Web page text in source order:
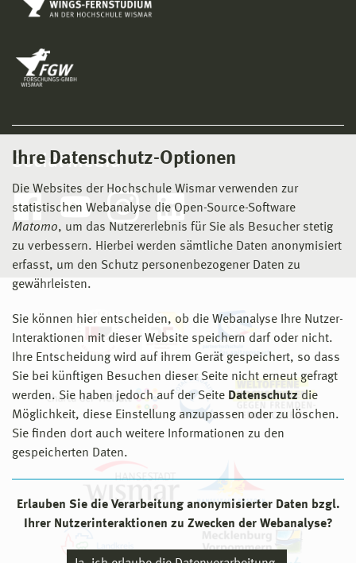
Ihre Datenschutz-Optionen
Die Websites der Hochschule Wismar verwenden zur
statistischen Webanalyse die Open-Source-Software
Matomo, um das Nutzererlebnis für Sie als Besucher stetig
zu verbessern. Hierbei werden sämtliche Daten anonymisiert
erfasst, um den Schutz personenbezogener Daten zu
gewährleisten.
Sie können hier entscheiden, ob die Webanalyse Ihre Nutzer-
Interaktionen mit dieser Website speichern darf oder nicht.
Ihre Entscheidung wird auf ihrem Gerät gespeichert, so dass
Sie bei künftigen Besuchen dieser Seite nicht erneut gefragt
werden. Sie haben jedoch auf der Seite Datenschutz die
Möglichkeit, diese Einstellung anzupassen oder zu löschen.
Sie finden dort auch weitere Informationen zu den
gespeicherten Daten.
Erlauben Sie die Verarbeitung anonymisierter Daten bzgl.
Ihrer Nutzerinteraktionen zu Zwecken der Webanalyse?
Social Media